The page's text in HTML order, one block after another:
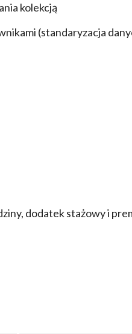
kolekcją
(standaryzacja
dodatek stażowy i